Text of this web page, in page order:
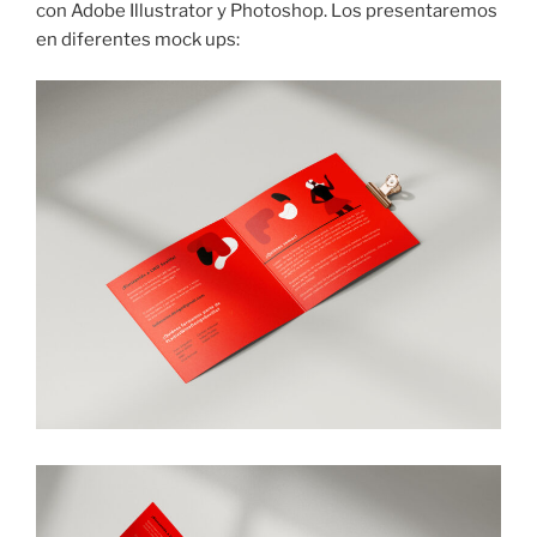
con Adobe Illustrator y Photoshop. Los presentaremos
en diferentes mock ups: